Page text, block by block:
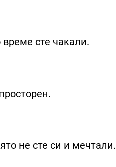
сте чакали.
не сте си и мечтали.